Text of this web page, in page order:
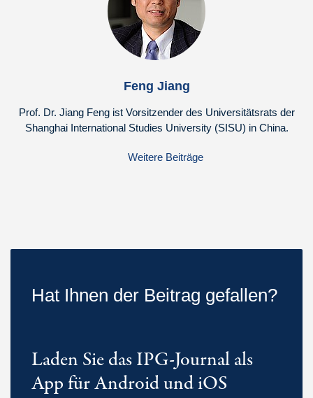
Feng Jiang
Prof. Dr. Jiang Feng ist Vorsitzender des Universitätsrats der
Shanghai International Studies University (SISU) in China.
Weitere Beiträge
Hat Ihnen der Beitrag gefallen?
Laden Sie das IPG-Journal als
App für Android und iOS